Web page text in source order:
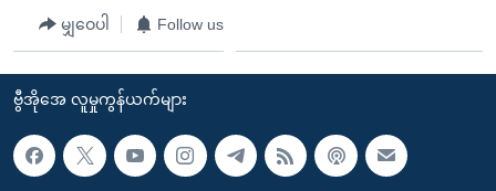
မျှဝေပါ Follow us
ဗွီအိုအေ လူမှုကွန်ယက်များ